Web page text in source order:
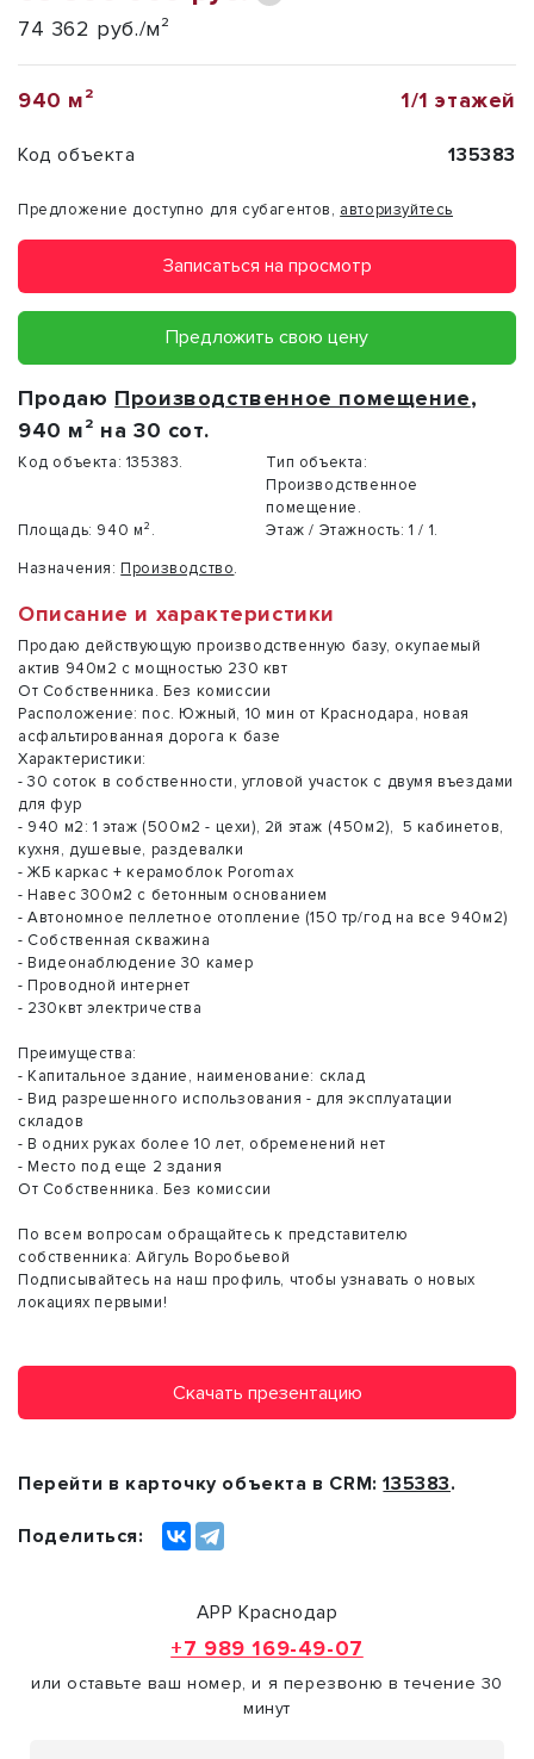
74 362 руб./м²
940 м² 1/1 этажей
Код объекта 135383
Предложение доступно для субагентов, авторизуйтесь
Записаться на просмотр
Предложить свою цену
Продаю Производственное помещение,
940 м² на 30 сот.
Код объекта: 135383.
Тип объекта:
Производственное
помещение.
Площадь: 940 м². Этаж / Этажность: 1 / 1.
Назначения: Производство.
Описание и характеристики
Продаю действующую производственную базу, окупаемый
актив 940м2 с мощностью 230 квт
От Собственника. Без комиссии
Расположение: пос. Южный, 10 мин от Краснодара, новая
асфальтированная дорога к базе
Характеристики:
- 30 соток в собственности, угловой участок с двумя въездами
для фур
- 940 м2: 1 этаж (500м2 - цехи), 2й этаж (450м2), 5 кабинетов,
кухня, душевые, раздевалки
- ЖБ каркас + керамоблок Poromax
- Навес 300м2 с бетонным основанием
- Автономное пеллетное отопление (150 тр/год на все 940м2)
- Собственная скважина
- Видеонаблюдение 30 камер
- Проводной интернет
- 230квт электричества
Преимущества:
- Капитальное здание, наименование: склад
- Вид разрешенного использования - для эксплуатации
складов
- В одних руках более 10 лет, обременений нет
- Место под еще 2 здания
От Собственника. Без комиссии
По всем вопросам обращайтесь к представителю
собственника: Айгуль Воробьевой
Подписывайтесь на наш профиль, чтобы узнавать о новых
локациях первыми!
Скачать презентацию
Перейти в карточку объекта в CRM:135383.
Поделиться:
АРР Краснодар
+7 989 169-49-07
или оставьте ваш номер, и я перезвоню в течение 30
минут